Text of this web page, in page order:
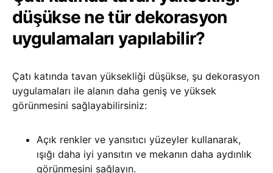
düşükse ne tür dekorasyon
uygulamaları yapılabilir?
Çatı katında tavan yüksekliği düşükse, şu dekorasyon
uygulamaları ile alanın daha geniş ve yüksek
görünmesini sağlayabilirsiniz:
Açık renkler ve yansıtıcı yüzeyler kullanarak,
ışığı daha iyi yansıtın ve mekanın daha aydınlık
görünmesini sağlayın.